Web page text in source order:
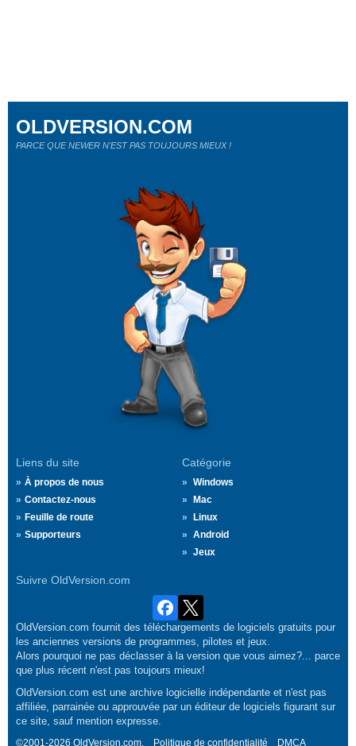
Liens du site
À propos de nous
Contactez-nous
Feuille de route
Supporteurs
Catégorie
Windows
Mac
Linux
Android
Jeux
Suivre OldVersion.com
OLDVERSION.COM
PARCE QUE NEWER N'EST PAS TOUJOURS MIEUX !
OldVersion.com fournit des téléchargements de logiciels gratuits pour
les anciennes versions de programmes, pilotes et jeux.
Alors pourquoi ne pas déclasser à la version que vous aimez?... parce
que plus récent n'est pas toujours mieux!
OldVersion.com est une archive logicielle indépendante et n'est pas
affiliée, parrainée ou approuvée par un éditeur de logiciels figurant sur
ce site, sauf mention expresse.
©2001-2026 OldVersion.com. Politique de confidentialité DMCA